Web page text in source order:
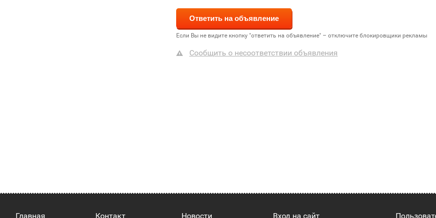
Если Вы не видите кнопку "ответить на объявление" – отключите блокировщики рекламы
Сообщить о несоответствии объявления
Главная Контакт Новости Вход на сайт